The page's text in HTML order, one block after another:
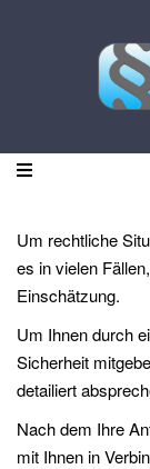
Um rechtliche
es in vielen
Einschätzung.
Um Ihnen durch
Sicherheit
detailiert
Nach dem Ihre
mit Ihnen in